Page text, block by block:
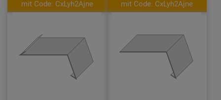
mit Code: CxLyh2Ajne mit Code: CxLyh2Ajne